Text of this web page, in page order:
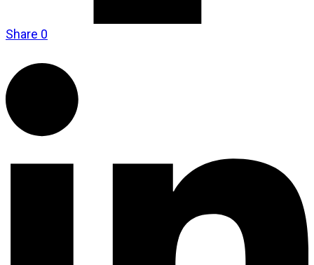
Share 0